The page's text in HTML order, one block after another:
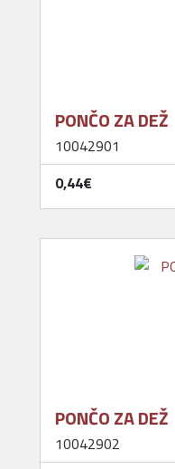
PONČO ZA DEŽ
10042901
0,44‎€
PONČO ZA DEŽ
10042902